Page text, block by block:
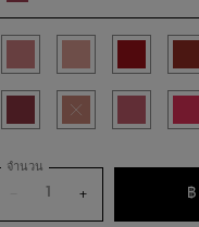
1098
ลิงก์
เดียวกัน
206 Spicy Affair, 9 of 16
Selected
สินค้าหมดแล้วค่ะ
209 Pink
จำนวน
+